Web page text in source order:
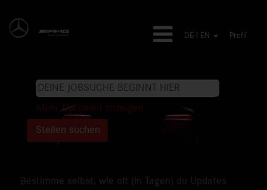
DE I EN Profil
Mehr Optionen anzeigen
Bestimme selbst, wie oft (in Tagen) du Updates